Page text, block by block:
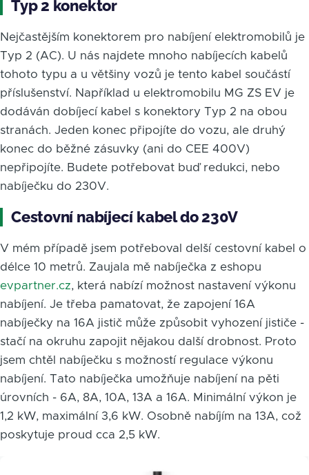
Typ 2 konektor
Nejčastějším konektorem pro nabíjení elektromobilů je
Typ 2 (AC). U nás najdete mnoho nabíjecích kabelů
tohoto typu a u většiny vozů je tento kabel součástí
příslušenství. Například u elektromobilu MG ZS EV je
dodáván dobíjecí kabel s konektory Typ 2 na obou
stranách. Jeden konec připojíte do vozu, ale druhý
konec do běžné zásuvky (ani do CEE 400V)
nepřipojíte. Budete potřebovat buď redukci, nebo
nabíječku do 230V.
Cestovní nabíjecí kabel do 230V
V mém případě jsem potřeboval delší cestovní kabel o
délce 10 metrů. Zaujala mě nabíječka z eshopu
evpartner.cz, která nabízí možnost nastavení výkonu
nabíjení. Je třeba pamatovat, že zapojení 16A
nabíječky na 16A jistič může způsobit vyhození jističe -
stačí na okruhu zapojit nějakou další drobnost. Proto
jsem chtěl nabíječku s možností regulace výkonu
nabíjení. Tato nabíječka umožňuje nabíjení na pěti
úrovních - 6A, 8A, 10A, 13A a 16A. Minimální výkon je
1,2 kW, maximální 3,6 kW. Osobně nabíjím na 13A, což
poskytuje proud cca 2,5 kW.